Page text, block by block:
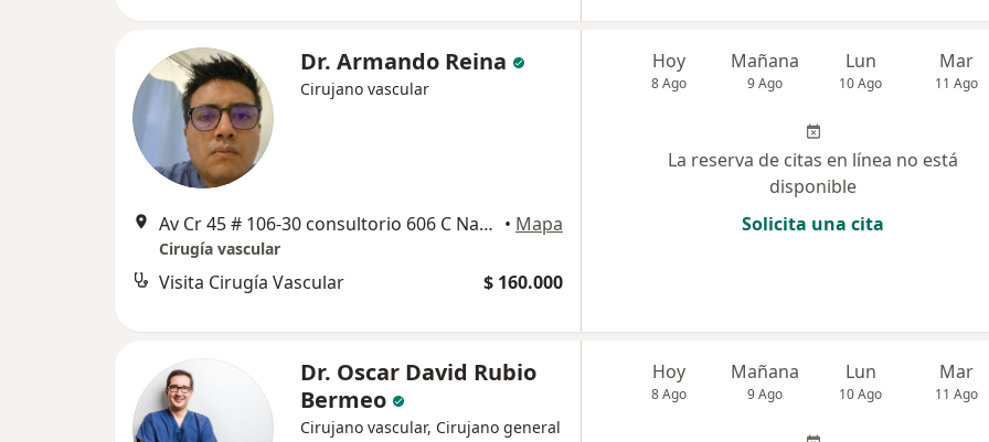
Dr. Armando Reina
Cirujano vascular
Av Cr 45 # 106-30 consultorio 606 C Navarra, Bogotá • Mapa
Cirugía vascular
Visita Cirugía Vascular $ 160.000
Hoy
8 Ago
Mañana
9 Ago
Lun
10 Ago
Mar
11 Ago
La reserva de citas en línea no está
disponible
Solicita una cita
Dr. Oscar David Rubio
Bermeo
Cirujano vascular, Cirujano general
Hoy
8 Ago
Mañana
9 Ago
Lun
10 Ago
Mar
11 Ago